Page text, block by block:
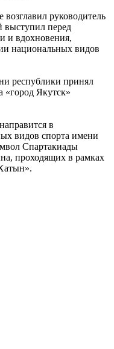
руководитель
выступил перед
и вдохновения,
национальных видов
республики принял
«город Якутск»
в
видов спорта имени
Спартакиады
проходящих в рамках